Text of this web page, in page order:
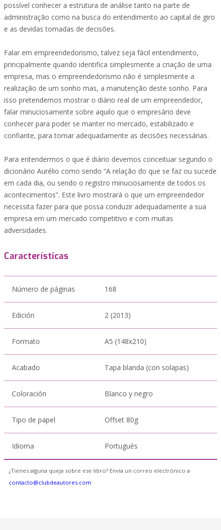
possível conhecer a estrutura de análise tanto na parte de
administração como na busca do entendimento ao capital de giro
e as devidas tomadas de decisões.
Falar em empreendedorismo, talvez seja fácil entendimento,
principalmente quando identifica simplesmente a criação de uma
empresa, mas o empreendedorismo não é simplesmente a
realização de um sonho mas, a manutenção deste sonho. Para
isso pretendemos mostrar o diário real de um empreendedor,
falar minuciosamente sobre aquilo que o empresário deve
conhecer para poder se manter no mercado, estabilizado e
confiante, para tomar adequadamente as decisões necessárias.
Para entendermos o que é diário devemos conceituar segundo o
dicionário Aurélio como sendo “A relação do que se faz ou sucede
em cada dia, ou sendo o registro minuciosamente de todos os
acontecimentos”. Este livro mostrará o que um empreendedor
necessita fazer para que possa conduzir adequadamente a sua
empresa em um mercado competitivo e com muitas
adversidades.
Características
Número de páginas 168
Edición 2 (2013)
Formato A5 (148x210)
Acabado Tapa blanda (con solapas)
Coloración Blanco y negro
Tipo de papel Offset 80g
Idioma Portugués
¿Tienes alguna queja sobre ese libro? Envía un correo electrónico a
contacto@clubdeautores.com